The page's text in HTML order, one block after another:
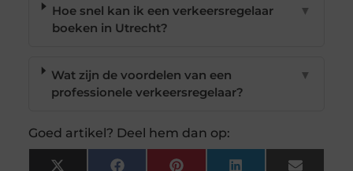
Hoe snel kan ik een verkeersregelaar
boeken in Utrecht?
▼
Wat zijn de voordelen van een
professionele verkeersregelaar?
▼
Goed artikel? Deel hem dan op: